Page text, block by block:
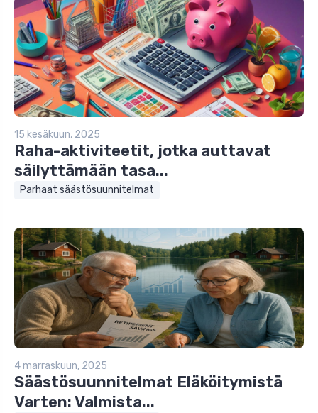
15 kesäkuun, 2025
Raha-aktiviteetit, jotka auttavat
säilyttämään tasa...
Parhaat säästösuunnitelmat
4 marraskuun, 2025
Säästösuunnitelmat Eläköitymistä
Varten: Valmista...